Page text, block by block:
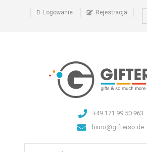
Logowanie Rejestracja
+49 171 99 50 963
biuro@gifterso.de